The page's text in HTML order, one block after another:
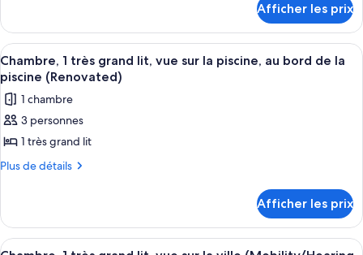
Chambre,
2
lits
doubles,
vue
sur
la
au
la
piscine
Chambre,
lits
doubles,
vue
sur
la
piscine,
au
bord
de
(Renovated)
Afficher les prix
Afficher
toutes
les
photos
pour
ce
type
Chambre,
Une chambre d’hôtel avec un grand
6
Chambre, 1 très grand lit, vue sur la piscine, au bord de la
piscine (Renovated)
1 chambre
3 personnes
1 très grand lit
Plus de détails
Plus
Chambre,
Afficher les prix
Afficher Un lit bien fait, avec des oreillers